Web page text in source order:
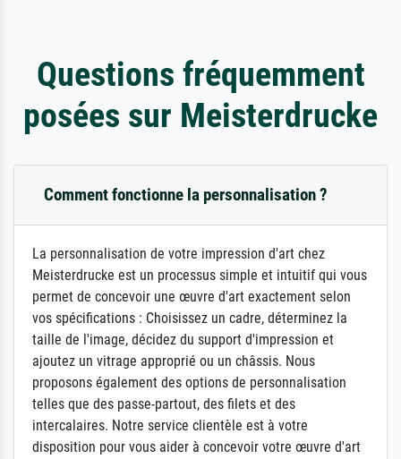
Questions fréquemment
posées sur Meisterdrucke
Comment fonctionne la personnalisation ?
La personnalisation de votre impression d'art chez
Meisterdrucke est un processus simple et intuitif qui vous
permet de concevoir une œuvre d'art exactement selon
vos spécifications : Choisissez un cadre, déterminez la
taille de l'image, décidez du support d'impression et
ajoutez un vitrage approprié ou un châssis. Nous
proposons également des options de personnalisation
telles que des passe-partout, des filets et des
intercalaires. Notre service clientèle est à votre
disposition pour vous aider à concevoir votre œuvre d'art